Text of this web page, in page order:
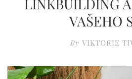
LINKBUILDING
VAŠEHO
By VIKTORIE